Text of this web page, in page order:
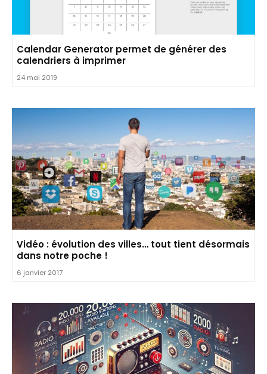
Calendar Generator permet de générer des
calendriers à imprimer
24 mai 2019
Vidéo : évolution des villes… tout tient désormais
dans notre poche !
6 janvier 2017